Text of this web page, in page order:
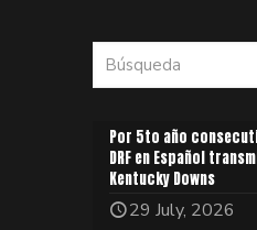
Por 5to año
DRF en Español
Kentucky Downs
29 July, 2026